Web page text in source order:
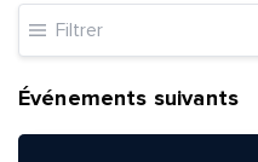
Filtrer
Événements suivants